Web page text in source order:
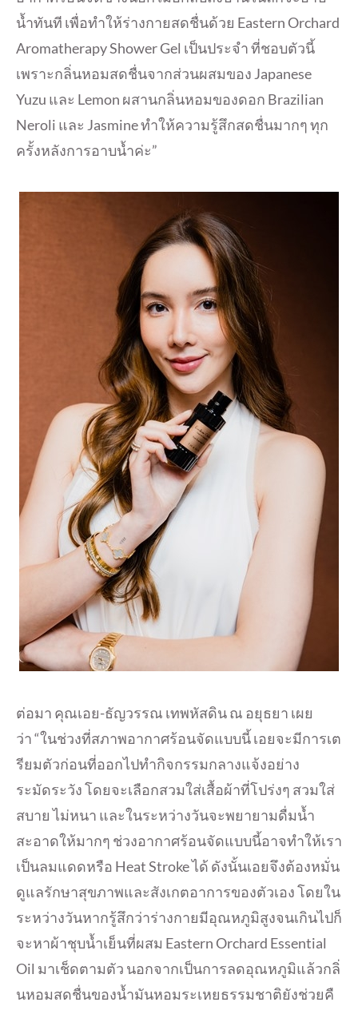
น้ำทันที เพื่อทำให้ร่างกายสดชื่นด้วย Eastern Orchard
Aromatherapy Shower Gel เป็นประจำ ที่ชอบตัวนี้
เพราะกลิ่นหอมสดชื่นจากส่วนผสมของ Japanese
Yuzu และ Lemon ผสานกลิ่นหอมของดอก Brazilian
Neroli และ Jasmine ทำให้ความรู้สึกสดชื่นมากๆ ทุก
ครั้งหลังการอาบน้ำค่ะ”
ต่อมา คุณเอย-ธัญวรรณ เทพหัสดิน ณ อยุธยา เผย
ว่า “ในช่วงที่สภาพอากาศร้อนจัดแบบนี้ เอยจะมีการเต
รียมตัวก่อนที่ออกไปทำกิจกรรมกลางแจ้งอย่าง
ระมัดระวัง โดยจะเลือกสวมใส่เสื้อผ้าที่โปร่งๆ สวมใส่
สบาย ไม่หนา และในระหว่างวันจะพยายามดื่มน้ำ
สะอาดให้มากๆ ช่วงอากาศร้อนจัดแบบนี้อาจทำให้เรา
เป็นลมแดดหรือ Heat Stroke ได้ ดังนั้นเอยจึงต้องหมั่น
ดูแลรักษาสุขภาพและสังเกตอาการของตัวเอง โดยใน
ระหว่างวันหากรู้สึกว่าร่างกายมีอุณหภูมิสูงจนเกินไปก็
จะหาผ้าชุบน้ำเย็นที่ผสม Eastern Orchard Essential
Oil มาเช็ดตามตัว นอกจากเป็นการลดอุณหภูมิแล้วกลิ่
นหอมสดชื่นของน้ำมันหอมระเหยธรรมชาติยังช่วยคื